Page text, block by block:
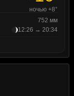
ночью +8°
752 мм
12:26 → 20:34